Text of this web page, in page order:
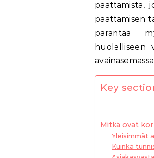
päättämistä,
päättämisen
parantaa
huolelliseen
Key
Mitkä ovat
Yleisimmät
Kuinka